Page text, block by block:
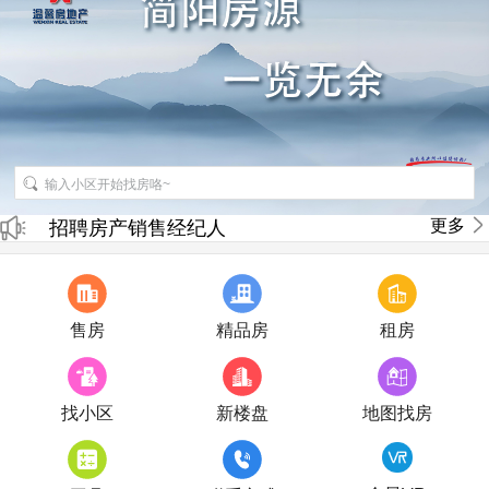
招聘房产销售经纪人
房产直播
更多
售房 精品房 租房
找小区 新楼盘 地图找房